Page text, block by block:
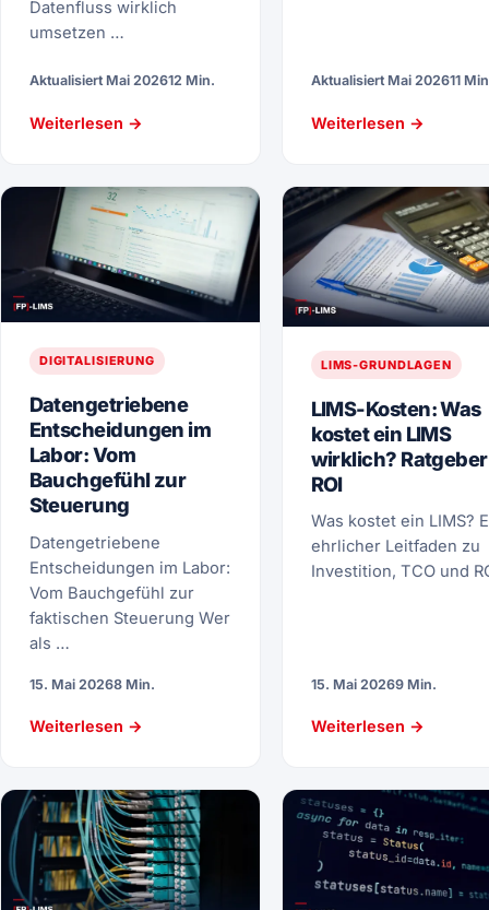
Datenfluss wirklich
umsetzen …
Aktualisiert Mai 202612 Min.
Weiterlesen →
Aktualisiert Mai 202611
Weiterlesen →
DIGITALISIERUNG
Datengetriebene
Entscheidungen im
Labor: Vom
Bauchgefühl zur
Steuerung
Datengetriebene
Entscheidungen im Labor:
Vom Bauchgefühl zur
faktischen Steuerung Wer
als …
15. Mai 20268 Min.
Weiterlesen →
LIMS-GRUNDLAGEN
LIMS-Kosten: Was
kostet ein LIMS
wirklich? Ratgeber
ROI
Was kostet ein LIMS?
ehrlicher Leitfaden zu
Investition, TCO und
15. Mai 20269 Min.
Weiterlesen →